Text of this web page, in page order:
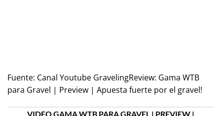
Fuente: Canal Youtube GravelingReview: Gama WTB
para Gravel | Preview | Apuesta fuerte por el gravel!
VIDEO GAMA WTB PARA GRAVEL | PREVIEW |